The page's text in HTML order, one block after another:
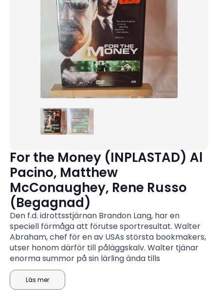
For the Money (INPLASTAD) Al
Pacino, Matthew
McConaughey, Rene Russo
(Begagnad)
Den f.d. idrottsstjärnan Brandon Lang, har en
speciell förmåga att förutse sportresultat. Walter
Abraham, chef för en av USAs största bookmakers,
utser honom därför till påläggskalv. Walter tjänar
enorma summor på sin lärling ända tills
manipulerandet går över gränsen och Brandon
plötsligt misslyckas. Med miljoner på spel börjar de
båda en livsfarlig duell - men allt är inte som det
Läs mer